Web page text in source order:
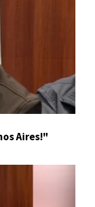
Aires!"